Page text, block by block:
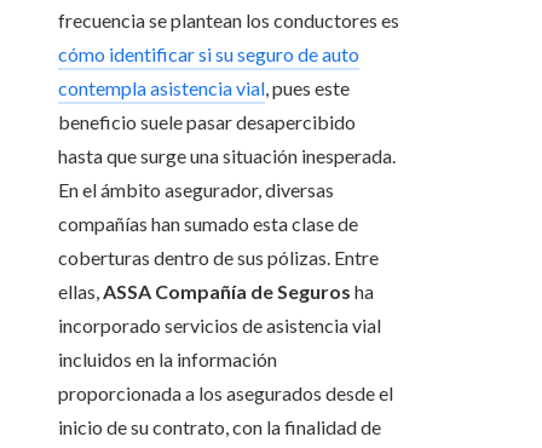
frecuencia se plantean los conductores es
cómo identificar si su seguro de auto
contempla asistencia vial, pues este
beneficio suele pasar desapercibido
hasta que surge una situación inesperada.
En el ámbito asegurador, diversas
compañías han sumado esta clase de
coberturas dentro de sus pólizas. Entre
ellas,ASSA Compañía de Seguros ha
incorporado servicios de asistencia vial
incluidos en la información
proporcionada a los asegurados desde el
inicio de su contrato, con la finalidad de